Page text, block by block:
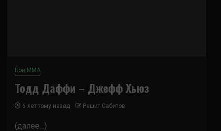
Бои ММА
Тодд Даффи – Джефф Хьюз
6 лет тому назад Решит Сабитов
(далее…)